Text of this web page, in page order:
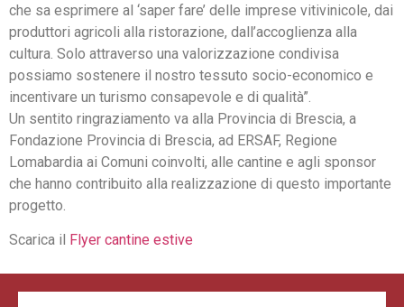
che sa esprimere al ‘saper fare’ delle imprese vitivinicole, dai
produttori agricoli alla ristorazione, dall’accoglienza alla
cultura. Solo attraverso una valorizzazione condivisa
possiamo sostenere il nostro tessuto socio-economico e
incentivare un turismo consapevole e di qualità”.
Un sentito ringraziamento va alla Provincia di Brescia, a
Fondazione Provincia di Brescia, ad ERSAF, Regione
Lomabardia ai Comuni coinvolti, alle cantine e agli sponsor
che hanno contribuito alla realizzazione di questo importante
progetto.
Scarica il Flyer cantine estive